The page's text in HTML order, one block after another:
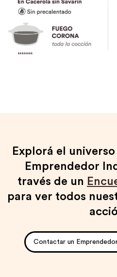
Explorá el
Emprendedor
través de un
para ver todos
Contactar un